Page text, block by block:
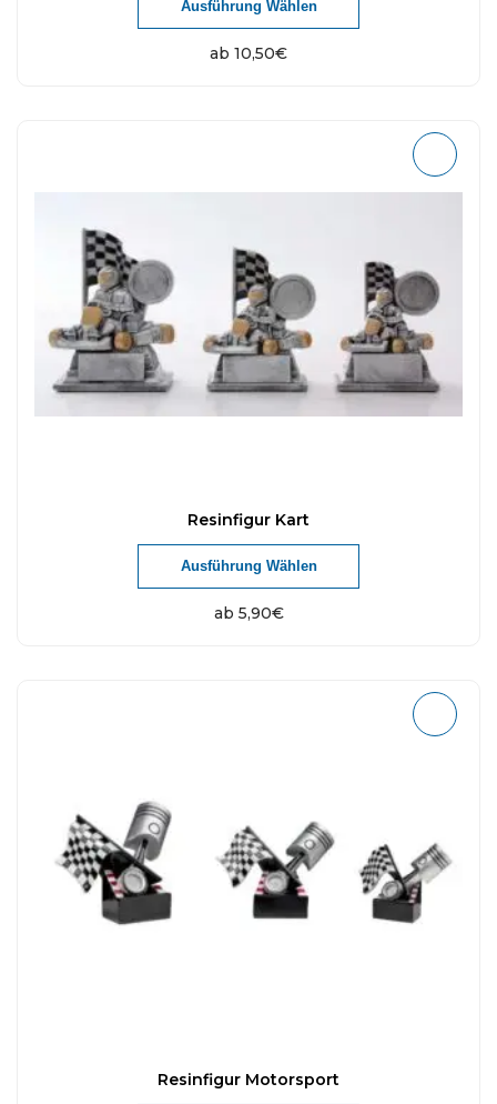
ab 10,50€
Ausführung Wählen
Resinfigur Kart
ab 5,90€
Ausführung Wählen
Resinfigur Motorsport